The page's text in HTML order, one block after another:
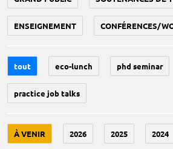
ENSEIGNEMENT CONFÉRENCES/
tout eco-lunch phd seminar
practice job talks
À VENIR 2026 2025 2024